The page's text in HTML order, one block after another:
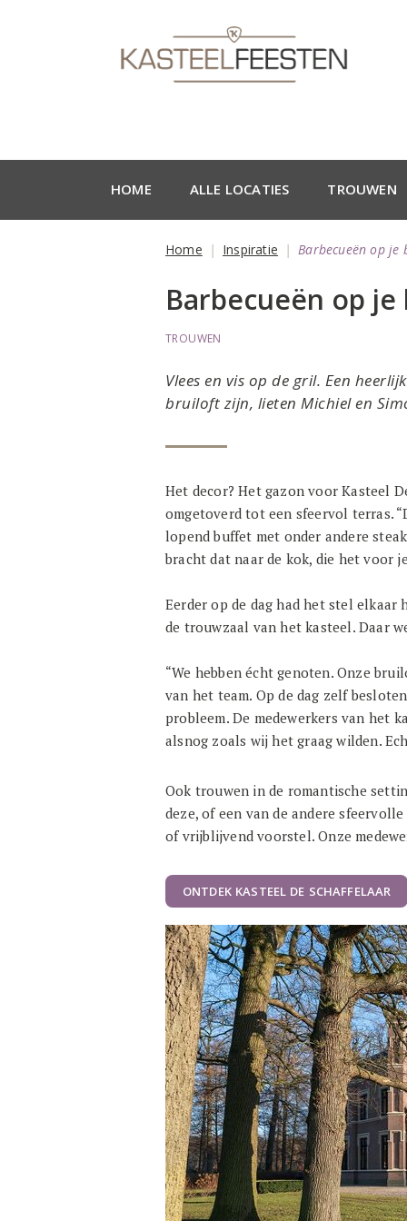
HOME ALLE LOCATIES TROUWEN
Home Inspiratie Barbecueën op je
Barbecueën op
TROUWEN
Vlees en vis op de gril. Een
bruiloft zijn, lieten Michiel en
Het decor? Het gazon voor Kasteel
omgetoverd tot een sfeervol terras.
lopend buffet met onder andere
bracht dat naar de kok, die het voor
Eerder op de dag had het stel elkaar
de trouwzaal van het kasteel. Daar
“We hebben écht genoten. Onze
van het team. Op de dag zelf
probleem. De medewerkers van het
alsnog zoals wij het graag wilden.
Ook trouwen in de romantische
deze, of een van de andere sfeervolle
of vrijblijvend voorstel. Onze
ONTDEK KASTEEL DE SCHAFFELAAR